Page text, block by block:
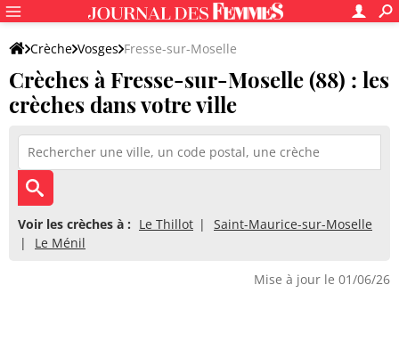
Crèche Vosges Fresse-sur-Moselle
Crèches à Fresse-sur-Moselle (88) : les
crèches dans votre ville
Voir les crèches à : Le Thillot
Saint-Maurice-sur-Moselle
Le Ménil
Mise à jour le 01/06/26